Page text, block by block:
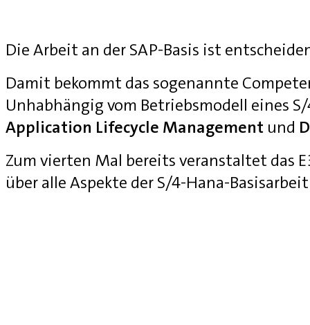
Die Arbeit an der SAP-Basis ist
Damit bekommt das sogenannte
Unhabhängig vom Betriebsmodell eines
Application Lifecycle Management und
Zum vierten Mal bereits veranstaltet das
über alle Aspekte der S/4-Hana-